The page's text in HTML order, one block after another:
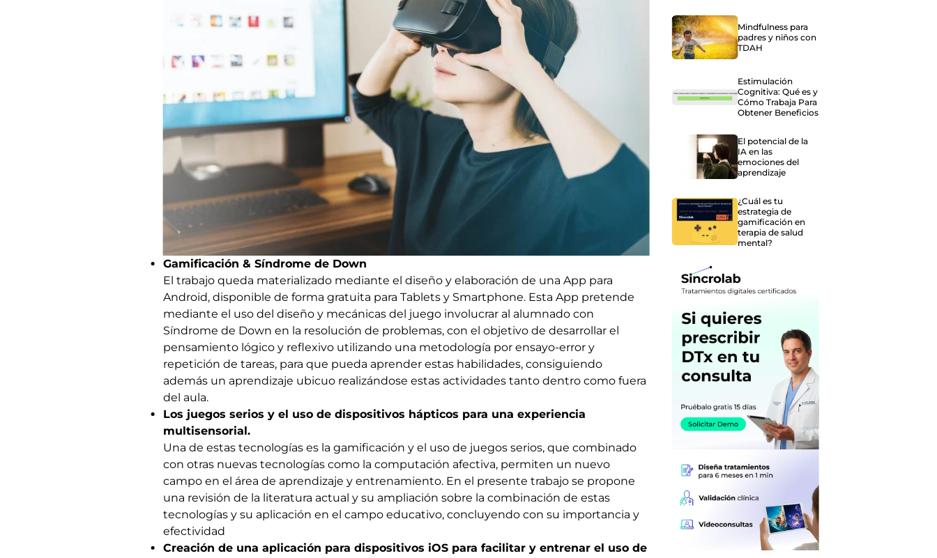
Gamificación & Síndrome de Down
El trabajo queda materializado mediante el diseño y elaboración de una App para
Android, disponible de forma gratuita para Tablets y Smartphone. Esta App pretende
mediante el uso del diseño y mecánicas del juego involucrar al alumnado con
Síndrome de Down en la resolución de problemas, con el objetivo de desarrollar el
pensamiento lógico y reflexivo utilizando una metodología por ensayo-error y
repetición de tareas, para que pueda aprender estas habilidades, consiguiendo
además un aprendizaje ubicuo realizándose estas actividades tanto dentro como fuera
del aula.
Los juegos serios y el uso de dispositivos hápticos para una experiencia
multisensorial.
Una de estas tecnologías es la gamificación y el uso de juegos serios, que combinado
con otras nuevas tecnologías como la computación afectiva, permiten un nuevo
campo en el área de aprendizaje y entrenamiento. En el presente trabajo se propone
una revisión de la literatura actual y su ampliación sobre la combinación de estas
tecnologías y su aplicación en el campo educativo, concluyendo con su importancia y
efectividad
Creación de una aplicación para dispositivos iOS para facilitar y entrenar el uso de
Mindfulness para
padres y niños con
TDAH
Estimulación
Cognitiva: Qué es y
Cómo Trabaja Para
Obtener Beneficios
El potencial de la
IA en las
emociones del
aprendizaje
¿Cuál es tu
estrategia de
gamificación en
terapia de salud
mental?